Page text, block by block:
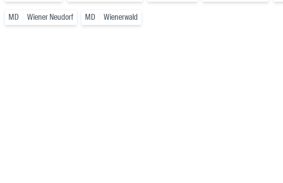
MD Wiener Neudorf MD Wienerwald